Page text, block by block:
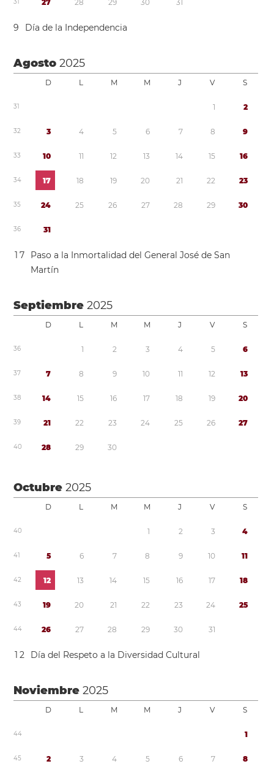
27 28 29 30 3
9 Día de la Independencia
Agosto2025
D L M M J V S
31 1 2
32 3 4 5 6 7 8 9
33 10 11 12 13 14 15 16
34 17 18 19 20 21 22 23
35 24 25 26 27 28 29 30
36 31
1 7
Paso a la Inmortalidad del General José de San
Martín
Septiembre2025
D L M M J V S
36 1 2 3 4 5 6
37 7 8 9 10 11 12 13
38 14 15 16 17 18 19 20
39 21 22 23 24 25 26 27
40 28 29 30
Octubre2025
D L M M J V S
40 1 2 3 4
41 5 6 7 8 9 10 11
42 12 13 14 15 16 17 18
43 19 20 21 22 23 24 25
44 26 27 28 29 30 31
1 2 Día del Respeto a la Diversidad Cultural
Noviembre2025
D L M M J V S
44 1
45 2 3 4 5 6 7 8